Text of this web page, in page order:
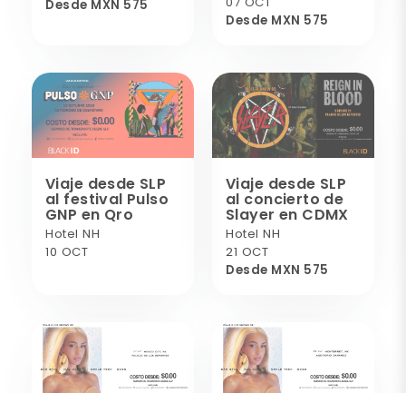
Desde MXN 575
Desde MXN 575
Viaje desde SLP
al festival Pulso
GNP en Qro
Hotel NH
10 OCT
Viaje desde SLP
al concierto de
Slayer en CDMX
Hotel NH
21 OCT
Desde MXN 575